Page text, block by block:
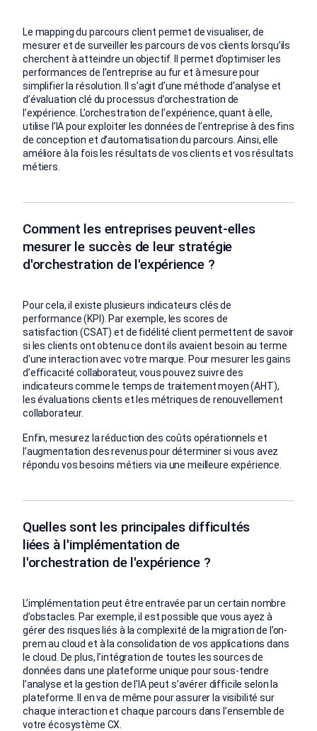
Le mapping du parcours client permet de visualiser, de
mesurer et de surveiller les parcours de vos clients lorsqu’ils
cherchent à atteindre un objectif. Il permet d’optimiser les
performances de l’entreprise au fur et à mesure pour
simplifier la résolution. Il s’agit d’une méthode d’analyse et
d’évaluation clé du processus d’orchestration de
l’expérience. L’orchestration de l’expérience, quant à elle,
utilise l’IA pour exploiter les données de l’entreprise à des fins
de conception et d’automatisation du parcours. Ainsi, elle
améliore à la fois les résultats de vos clients et vos résultats
métiers.
Comment les entreprises peuvent-elles
mesurer le succès de leur stratégie
d'orchestration de l'expérience ?
Pour cela, il existe plusieurs indicateurs clés de
performance (KPI). Par exemple, les scores de
satisfaction (CSAT) et de fidélité client permettent de savoir
si les clients ont obtenu ce dont ils avaient besoin au terme
d’une interaction avec votre marque. Pour mesurer les gains
d’efficacité collaborateur, vous pouvez suivre des
indicateurs comme le temps de traitement moyen (AHT),
les évaluations clients et les métriques de renouvellement
collaborateur.
Enfin, mesurez la réduction des coûts opérationnels et
l’augmentation des revenus pour déterminer si vous avez
répondu vos besoins métiers via une meilleure expérience.
Quelles sont les principales difficultés
liées à l'implémentation de
l'orchestration de l'expérience ?
L’implémentation peut être entravée par un certain nombre
d’obstacles. Par exemple, il est possible que vous ayez à
gérer des risques liés à la complexité de la migration de l’on-
prem au cloud et à la consolidation de vos applications dans
le cloud. De plus, l’intégration de toutes les sources de
données dans une plateforme unique pour sous-tendre
l’analyse et la gestion de l’IA peut s’avérer difficile selon la
plateforme. Il en va de même pour assurer la visibilité sur
chaque interaction et chaque parcours dans l’ensemble de
votre écosystème CX.